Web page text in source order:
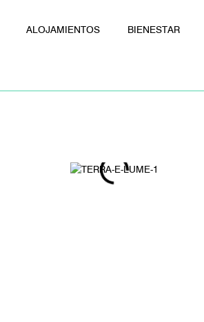
ALOJAMIENTOS BIENESTAR